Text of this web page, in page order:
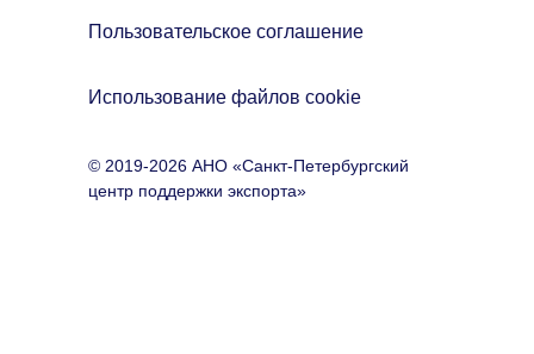
Пользовательское соглашение
Использование файлов cookie
© 2019-2026 АНО «Санкт-Петербургский
центр поддержки экспорта»